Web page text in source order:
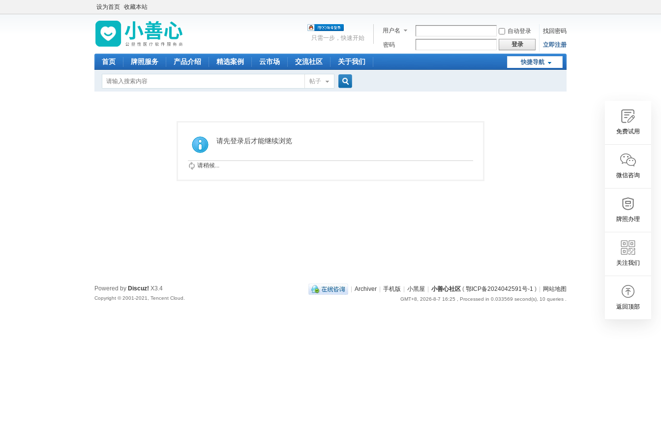
设为首页 收藏本站
用户名 自动登录
找回密码
密码
登录 立即注册
只需一步，快速开始
快捷导航
首页 牌照服务 产品介绍 精选案例 云市场 交流社区 关于我们
帖子
请先登录后才能继续浏览
请稍候...
| Archiver | 手机版 | 小黑屋 | 小善心社区 ( 鄂ICP备2024042591号-1 ) | 网站地图
免费试用
微信咨询
牌照办理
关注我们
返回顶部
GMT+8, 2026-8-7 16:25 , Processed in 0.033569 second(s), 10 queries .
Powered by Discuz! X3.4
Copyright © 2001-2021, Tencent Cloud.